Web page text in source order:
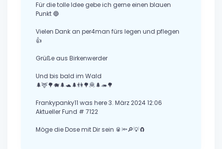
Für die tolle Idee gebe ich gerne einen blauen
Punkt 🔵
Vielen Dank an per4man fürs legen und pflegen
👍
Grüße aus Birkenwerder
Und bis bald im Wald
🌲🦌🌳🐗🌲🐢🌲👫🌳🦧🌲🦔🌳
Frankypanky11 was here 3. März 2024 12:06
Aktueller Fund # 7122
Möge die Dose mit Dir sein 🥫🔦🔎💡🧲